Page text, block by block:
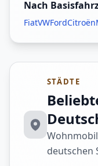
Nach
FiatVWFordCitroën
STÄDTE
deutschen